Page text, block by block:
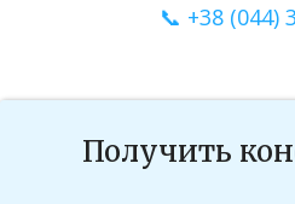
📞 +38 (044)
Получить